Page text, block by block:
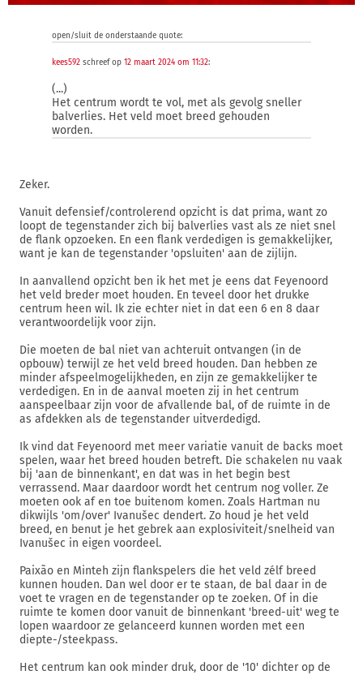
open/sluit de onderstaande quote:
kees592 schreef op 12 maart 2024 om 11:32:
(...)
Het centrum wordt te vol, met als gevolg sneller
balverlies. Het veld moet breed gehouden
worden.
Zeker.
Vanuit defensief/controlerend opzicht is dat prima, want zo
loopt de tegenstander zich bij balverlies vast als ze niet snel
de flank opzoeken. En een flank verdedigen is gemakkelijker,
want je kan de tegenstander 'opsluiten' aan de zijlijn.
In aanvallend opzicht ben ik het met je eens dat Feyenoord
het veld breder moet houden. En teveel door het drukke
centrum heen wil. Ik zie echter niet in dat een 6 en 8 daar
verantwoordelijk voor zijn.
Die moeten de bal niet van achteruit ontvangen (in de
opbouw) terwijl ze het veld breed houden. Dan hebben ze
minder afspeelmogelijkheden, en zijn ze gemakkelijker te
verdedigen. En in de aanval moeten zij in het centrum
aanspeelbaar zijn voor de afvallende bal, of de ruimte in de
as afdekken als de tegenstander uitverdedigd.
Ik vind dat Feyenoord met meer variatie vanuit de backs moet
spelen, waar het breed houden betreft. Die schakelen nu vaak
bij 'aan de binnenkant', en dat was in het begin best
verrassend. Maar daardoor wordt het centrum nog voller. Ze
moeten ook af en toe buitenom komen. Zoals Hartman nu
dikwijls 'om/over' Ivanušec dendert. Zo houd je het veld
breed, en benut je het gebrek aan explosiviteit/snelheid van
Ivanušec in eigen voordeel.
Paixão en Minteh zijn flankspelers die het veld zélf breed
kunnen houden. Dan wel door er te staan, de bal daar in de
voet te vragen en de tegenstander op te zoeken. Of in die
ruimte te komen door vanuit de binnenkant 'breed-uit' weg te
lopen waardoor ze gelanceerd kunnen worden met een
diepte-/steekpass.
Het centrum kan ook minder druk, door de '10' dichter op de